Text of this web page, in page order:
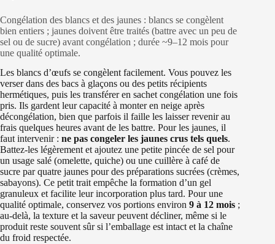
Congélation des blancs et des jaunes : blancs se congèlent
bien entiers ; jaunes doivent être traités (battre avec un peu de
sel ou de sucre) avant congélation ; durée ~9–12 mois pour
une qualité optimale.
Les blancs d’œufs se congèlent facilement. Vous pouvez les
verser dans des bacs à glaçons ou des petits récipients
hermétiques, puis les transférer en sachet congélation une fois
pris. Ils gardent leur capacité à monter en neige après
décongélation, bien que parfois il faille les laisser revenir au
frais quelques heures avant de les battre. Pour les jaunes, il
faut intervenir : ne pas congeler les jaunes crus tels quels.
Battez-les légèrement et ajoutez une petite pincée de sel pour
un usage salé (omelette, quiche) ou une cuillère à café de
sucre par quatre jaunes pour des préparations sucrées (crèmes,
sabayons). Ce petit trait empêche la formation d’un gel
granuleux et facilite leur incorporation plus tard. Pour une
qualité optimale, conservez vos portions environ 9 à 12 mois ;
au-delà, la texture et la saveur peuvent décliner, même si le
produit reste souvent sûr si l’emballage est intact et la chaîne
du froid respectée.